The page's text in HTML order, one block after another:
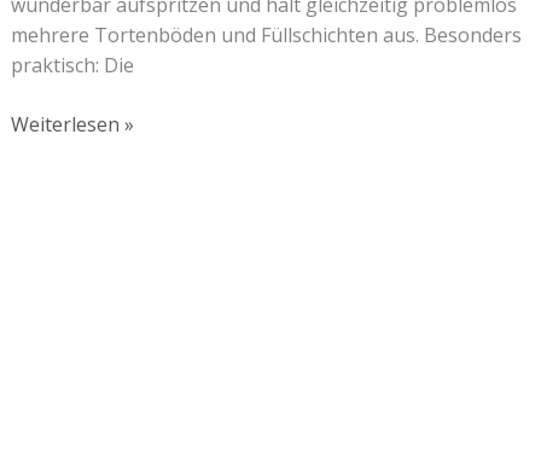
mehrere Tortenböden und Füllschichten aus. Besonders
praktisch: Die
Weiterlesen »